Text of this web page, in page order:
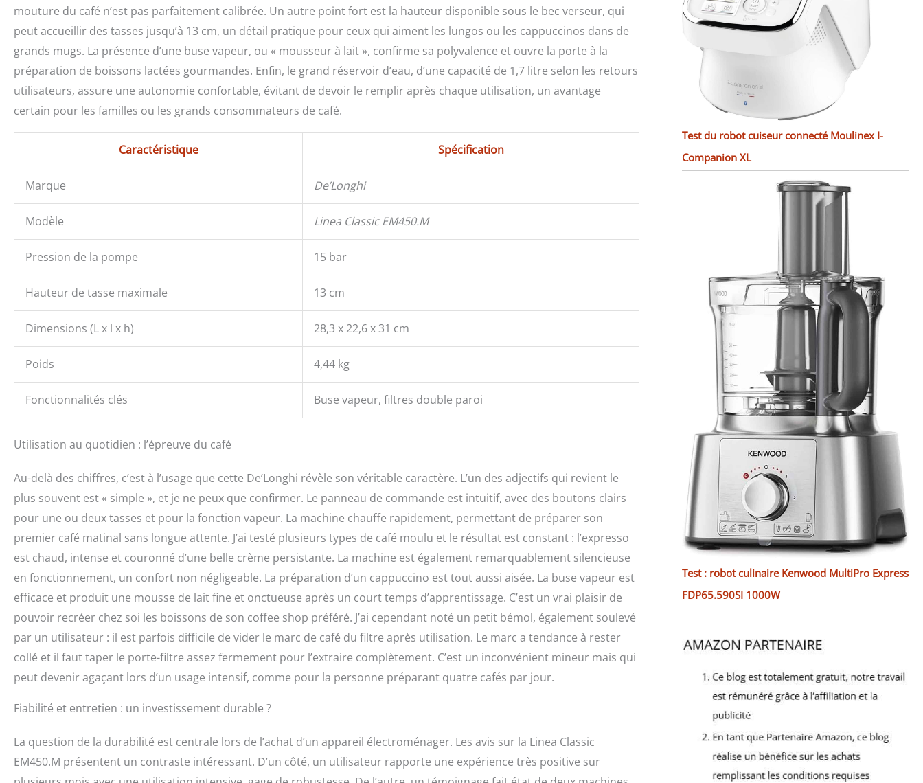
mouture du café n’est pas parfaitement calibrée. Un autre point fort est la hauteur disponible sous le bec verseur, qui
peut accueillir des tasses jusqu’à 13 cm, un détail pratique pour ceux qui aiment les lungos ou les cappuccinos dans de
grands mugs. La présence d’une buse vapeur, ou « mousseur à lait », confirme sa polyvalence et ouvre la porte à la
préparation de boissons lactées gourmandes. Enfin, le grand réservoir d’eau, d’une capacité de 1,7 litre selon les retours
utilisateurs, assure une autonomie confortable, évitant de devoir le remplir après chaque utilisation, un avantage
certain pour les familles ou les grands consommateurs de café.
Caractéristique Spécification
Marque De’Longhi
Modèle Linea Classic EM450.M
Pression de la pompe 15 bar
Hauteur de tasse maximale 13 cm
Dimensions (L x l x h) 28,3 x 22,6 x 31 cm
Poids 4,44 kg
Fonctionnalités clés Buse vapeur, filtres double paroi
Utilisation au quotidien : l’épreuve du café
Au-delà des chiffres, c’est à l’usage que cette De’Longhi révèle son véritable caractère. L’un des adjectifs qui revient le
plus souvent est « simple », et je ne peux que confirmer. Le panneau de commande est intuitif, avec des boutons clairs
pour une ou deux tasses et pour la fonction vapeur. La machine chauffe rapidement, permettant de préparer son
premier café matinal sans longue attente. J’ai testé plusieurs types de café moulu et le résultat est constant : l’expresso
est chaud, intense et couronné d’une belle crème persistante. La machine est également remarquablement silencieuse
en fonctionnement, un confort non négligeable. La préparation d’un cappuccino est tout aussi aisée. La buse vapeur est
efficace et produit une mousse de lait fine et onctueuse après un court temps d’apprentissage. C’est un vrai plaisir de
pouvoir recréer chez soi les boissons de son coffee shop préféré. J’ai cependant noté un petit bémol, également soulevé
par un utilisateur : il est parfois difficile de vider le marc de café du filtre après utilisation. Le marc a tendance à rester
collé et il faut taper le porte-filtre assez fermement pour l’extraire complètement. C’est un inconvénient mineur mais qui
peut devenir agaçant lors d’un usage intensif, comme pour la personne préparant quatre cafés par jour.
Fiabilité et entretien : un investissement durable ?
La question de la durabilité est centrale lors de l’achat d’un appareil électroménager. Les avis sur la Linea Classic
EM450.M présentent un contraste intéressant. D’un côté, un utilisateur rapporte une expérience très positive sur
Test du robot cuiseur connecté Moulinex I-
Companion XL
Test : robot culinaire Kenwood MultiPro Express
FDP65.590SI 1000W